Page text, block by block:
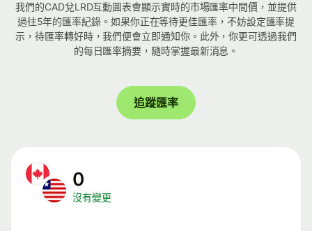
我們的CAD兌LRD互動圖表會顯示實時的市場匯率中間價，並提供
過往5年的匯率紀錄。如果你正在等待更佳匯率，不妨設定匯率提
示，待匯率轉好時，我們便會立即通知你。此外，你更可透過我們
的每日匯率摘要，隨時掌握最新消息。
追蹤匯率
0
沒有變更